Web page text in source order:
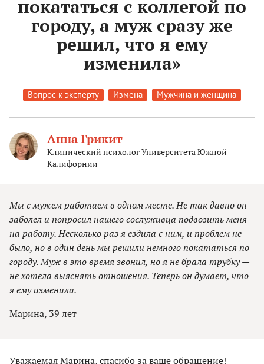
покататься с коллегой по
городу, а муж сразу же
решил, что я ему
изменила»
Вопрос к эксперту Измена Мужчина и женщина
Анна Грикит
Клинический психолог Университета Южной
Калифорнии
Мы с мужем работаем в одном месте. Не так давно он
заболел и попросил нашего сослуживца подвозить меня
на работу. Несколько раз я ездила с ним, и проблем не
было, но в один день мы решили немного покататься по
городу. Муж в это время звонил, но я не брала трубку —
не хотела выяснять отношения. Теперь он думает, что
я ему изменила.
Марина, 39 лет
Уважаемая Марина, спасибо за ваше обращение!